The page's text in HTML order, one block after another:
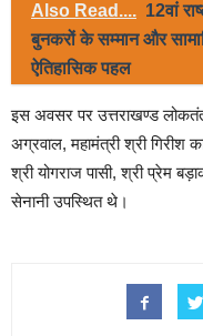
Also Read.... 12वां
बुनकरों के सम्मान और
ऐतिहासिक पहल
इस अवसर पर उत्तराखण्ड
अग्रवाल, महामंत्री श्री गिरीश
श्री योगराज पासी, श्री प्रेम
सेनानी उपस्थित थे।